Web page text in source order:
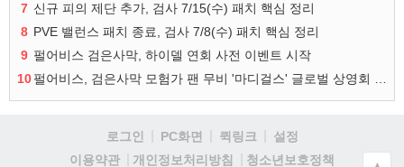
7 신규 피의 제단 추가, 검사 7/15(수) 패치 핵심 정리
8 PVE 밸런스 패치 종료, 검사 7/8(수) 패치 핵심 정리
9 펄어비스 검은사막, 하이델 연회 사전 이벤트 시작
10
로그인 PC화면 퀵링크
설정
이용약관
개인정보처리방침
청소년보호정책